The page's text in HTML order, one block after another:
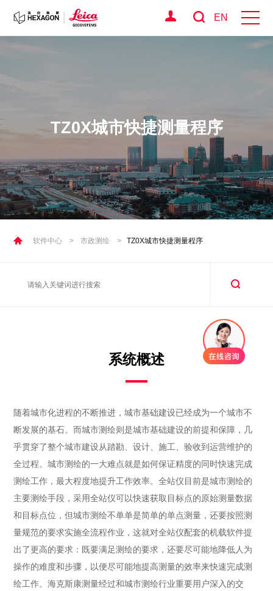
EN
TZ0X城市快捷测量程序
软件中心 > 市政测绘 > TZ0X城市快捷测量程序
系统概述
随着城市化进程的不断推进，城市基础建设已经成为一个城市不
断发展的基石。而城市测绘则是城市基础建设的前提和保障，几
乎贯穿了整个城市建设从踏勘、设计、施工、验收到运营维护的
全过程。城市测绘的一大难点就是如何保证精度的同时快速完成
测绘工作，最大程度地提升工作效率。全站仪目前是城市测绘的
主要测绘手段，采用全站仪可以快速获取目标点的原始测量数据
和目标点位，但城市测绘不单单是简单的单点测量，还要按照测
量规范的要求实施全流程作业，这就对全站仪配套的机载软件提
出了更高的要求：既要满足测绘的要求，还要尽可能地降低人为
操作的难度和步骤，以便尽可能地提高测量的效率来快速完成测
绘工作。海克斯康测量经过和城市测绘行业重要用户深入的交